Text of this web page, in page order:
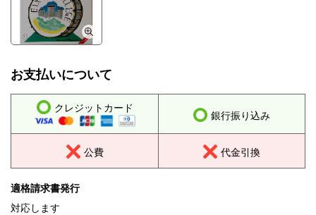
お支払いについて
クレジットカード
銀行振り込み
公費 代金引換
適格請求書発行
対応します